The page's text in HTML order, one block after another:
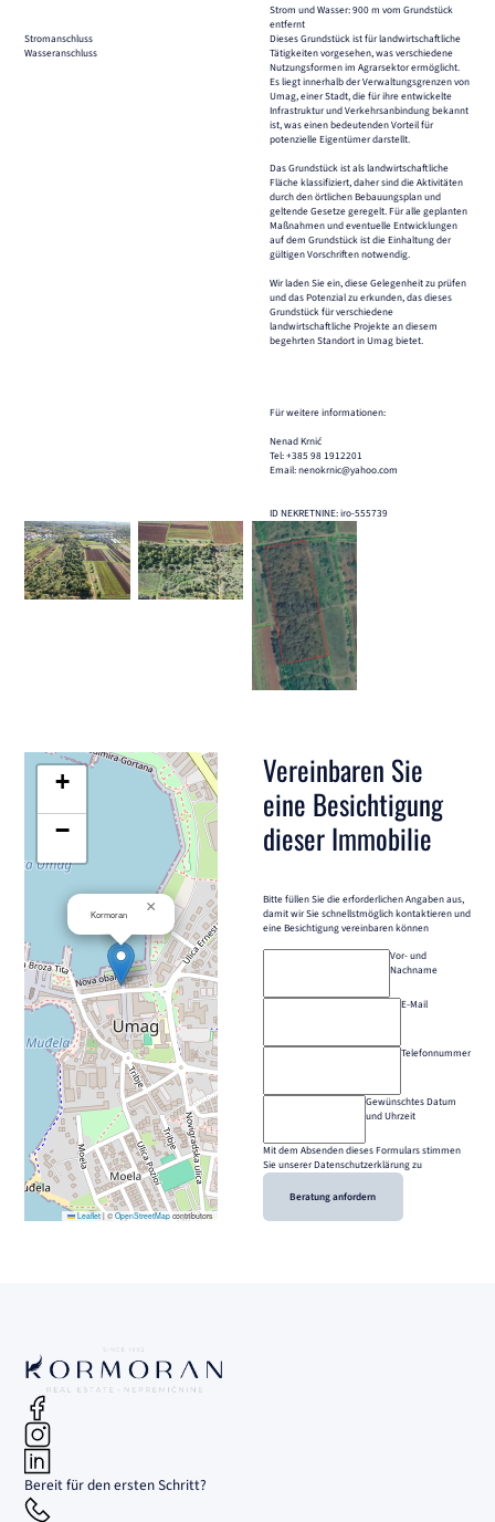
Stromanschluss
Wasseranschluss
Strom und Wasser: 900 m vom Grundstück
entfernt
Dieses Grundstück ist für landwirtschaftliche
Tätigkeiten vorgesehen, was verschiedene
Nutzungsformen im Agrarsektor ermöglicht.
Es liegt innerhalb der Verwaltungsgrenzen von
Umag, einer Stadt, die für ihre entwickelte
Infrastruktur und Verkehrsanbindung bekannt
ist, was einen bedeutenden Vorteil für
potenzielle Eigentümer darstellt.
Das Grundstück ist als landwirtschaftliche
Fläche klassifiziert, daher sind die Aktivitäten
durch den örtlichen Bebauungsplan und
geltende Gesetze geregelt. Für alle geplanten
Maßnahmen und eventuelle Entwicklungen
auf dem Grundstück ist die Einhaltung der
gültigen Vorschriften notwendig.
Wir laden Sie ein, diese Gelegenheit zu prüfen
und das Potenzial zu erkunden, das dieses
Grundstück für verschiedene
landwirtschaftliche Projekte an diesem
begehrten Standort in Umag bietet.
Für weitere informationen:
Nenad Krnić
Tel: +385 98 1912201
Email: nenokrnic@yahoo.com
ID NEKRETNINE: iro-555739
Kormoran ×
+
−
Leaflet |© OpenStreetMapcontributors
Vereinbaren Sie
eine Besichtigung
dieser Immobilie
Bitte füllen Sie die erforderlichen Angaben aus,
damit wir Sie schnellstmöglich kontaktieren und
eine Besichtigung vereinbaren können
Vor- und
Nachname
E-Mail
Telefonnummer
Gewünschtes Datum
und Uhrzeit
Mit dem Absenden dieses Formulars stimmen
Sie unserer Datenschutzerklärung zu
Beratung anfordern
Bereit für den ersten Schritt?